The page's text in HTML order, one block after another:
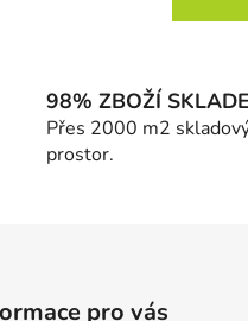
98% ZBOŽÍ
Přes 2000 m2
prostor.
pro vás